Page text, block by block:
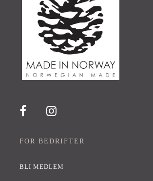
FOR BEDRIFTER
BLI MEDLEM